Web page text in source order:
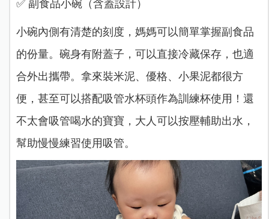
✅ 副食品小碗（含蓋設計）
小碗內側有清楚的刻度，媽媽可以簡單掌握副食品
的份量。碗身有附蓋子，可以直接冷藏保存，也適
合外出攜帶。拿來裝米泥、優格、小果泥都很方
便，甚至可以搭配吸管水杯頭作為訓練杯使用！還
不太會吸管喝水的寶寶，大人可以按壓輔助出水，
幫助慢慢練習使用吸管。